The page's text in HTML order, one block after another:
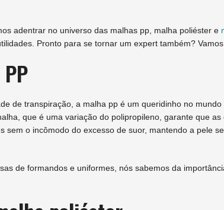
adentrar no universo das malhas pp, malha poliéster e
Pronto para se tornar um expert também?
de transpiração, a malha pp é um queridinho no
que é uma variação do polipropileno, garante que as
sem o incômodo do excesso de suor, mantendo a pele
de formandos e uniformes, nós sabemos da